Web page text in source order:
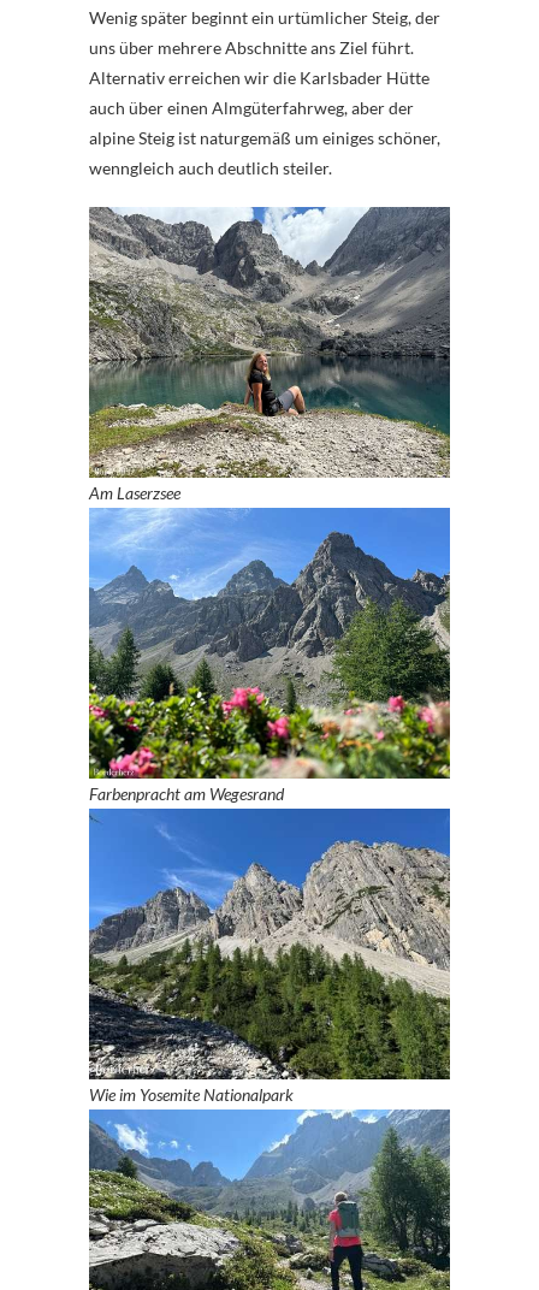
Wenig später beginnt ein urtümlicher Steig, der
uns über mehrere Abschnitte ans Ziel führt.
Alternativ erreichen wir die Karlsbader Hütte
auch über einen Almgüterfahrweg, aber der
alpine Steig ist naturgemäß um einiges schöner,
wenngleich auch deutlich steiler.
Am Laserzsee
Farbenpracht am Wegesrand
Wie im Yosemite Nationalpark